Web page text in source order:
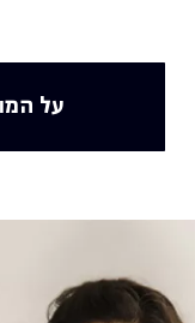
על